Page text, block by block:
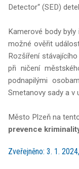
Detector“ (SED)
Kamerové body
možné ověřit
Rozšíření
při ničení
podnapilými
Smetanovy sady a v
Město Plzeň na
prevence
Zveřejněno: 3. 1.